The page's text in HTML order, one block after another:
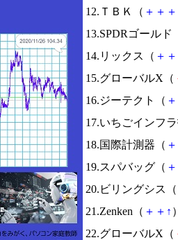
12.ＴＢＫ（ ＋ ＋ ＋
13.SPDRゴールド
14.リックス（ ＋ ＋
15.グローバルX（
16.ジーテクト（ ＋
17.いちごインフ
18.国際計測器（ ＋
19.スパバッグ（ ＋
20.ビリングシス（
21.Zenken（ ＋ ＋ ↑
22.グローバルX（